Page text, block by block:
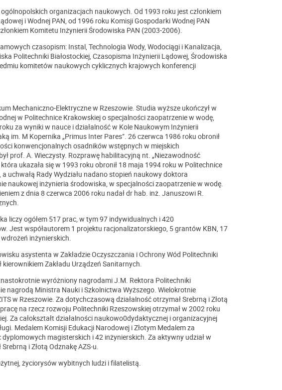
organizacjach naukowych. Od 1993 roku jest członkiem
i Wodnej PAN, od 1996 roku Komisji Gospodarki Wodnej PAN
Komitetu Inżynierii Środowiska PAN (2003-2006).
czasopism: Instal, Technologia Wody, Wodociągi i Kanalizacja,
Politechniki Białostockiej, Czasopisma Inżynierii Lądowej, Środowiska
komitetów naukowych cyklicznych krajowych konferencji
Mechaniczno-Elektryczne w Rzeszowie. Studia wyższe ukończył w
w Politechnice Krakowskiej o specjalności zaopatrzenie w wodę,
za wyniki w nauce i działalność w Kole Naukowym Inżynierii
im. M Kopernika „Primus Inter Pares”. 26 czerwca 1986 roku obronił
konwencjonalnych osadników wstępnych w miejskich
prof. A. Wieczysty. Rozprawę habilitacyjną nt. „Niezawodność
ukazała się w 1993 roku obronił 18 maja 1994 roku w Politechnice
uchwałą Rady Wydziału nadano stopień naukowy doktora
naukowej inżynieria środowiska, w specjalności zaopatrzenie w wodę.
z dnia 8 czerwca 2006 roku nadał dr hab. inż. Januszowi R.
liczy ogółem 517 prac, w tym 97 indywidualnych i 420
Jest współautorem 1 projektu racjonalizatorskiego, 5 grantów KBN, 17
inżynierskich.
asystenta w Zakładzie Oczyszczania i Ochrony Wód Politechniki
Zakładu Urządzeń Sanitarnych.
wyróżniony nagrodami J.M. Rektora Politechniki
nagrodą Ministra Nauki i Szkolnictwa Wyższego. Wielokrotnie
w Rzeszowie. Za dotychczasową działalność otrzymał Srebrną i Złotą
na rzecz rozwoju Politechniki Rzeszowskiej otrzymał w 2002 roku
Za całokształt działalności naukowo0dydaktycznej i organizacyjnej
Medalem Komisji Edukacji Narodowej i Złotym Medalem za
magisterskich i 42 inżynierskich. Za aktywny udział w
i Złotą Odznakę AZS-u.
życiorysów wybitnych ludzi i filatelistą.